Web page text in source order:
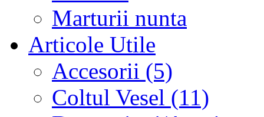
Marturii nunta
Articole Utile
Accesorii (5)
Coltul Vesel (11)